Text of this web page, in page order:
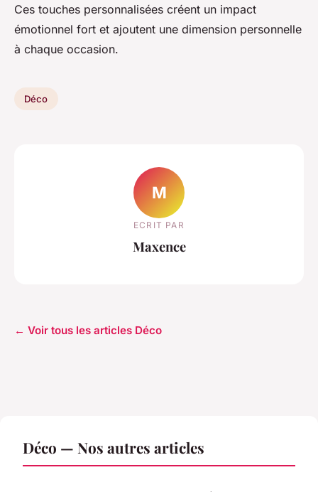
Ces touches personnalisées créent un impact
émotionnel fort et ajoutent une dimension personnelle
à chaque occasion.
Déco
M
ECRIT PAR
Maxence
← Voir tous les articles Déco
Déco — Nos autres articles